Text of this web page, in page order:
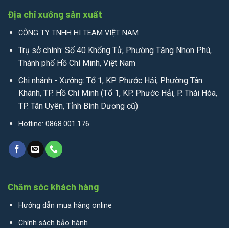
Địa chỉ xưởng sản xuất
CÔNG TY TNHH HI TEAM VIỆT NAM
Trụ sở chính: Số 40 Khổng Tử, Phường Tăng Nhơn Phú,
Thành phố Hồ Chí Minh, Việt Nam
Chi nhánh - Xưởng: Tổ 1, KP. Phước Hải, Phường Tân
Khánh, TP. Hồ Chí Minh (Tổ 1, KP. Phước Hải, P. Thái Hòa,
TP. Tân Uyên, Tỉnh Bình Dương cũ)
Hotline: 0868.001.176
Chăm sóc khách hàng
Hướng dẫn mua hàng online
Chính sách bảo hành